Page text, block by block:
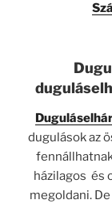
dugulások az
házilagos és
megoldani.